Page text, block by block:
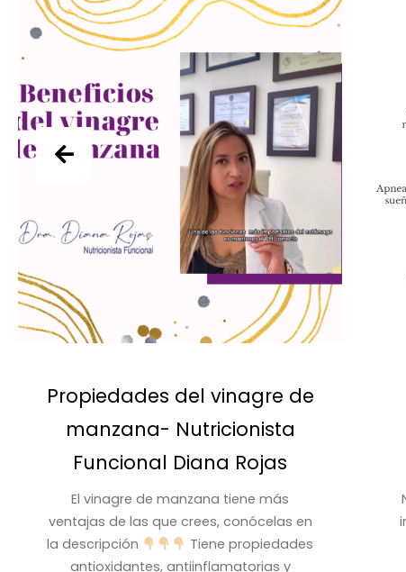
Propiedades del vinagre de
manzana- Nutricionista
Funcional Diana Rojas
El vinagre de manzana tiene más
ventajas de las que crees, conócelas en
la descripción
Tiene propiedades
antioxidantes, antiinflamatorias y